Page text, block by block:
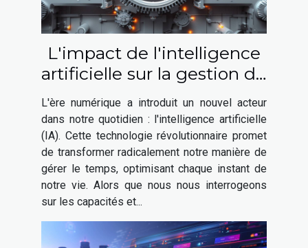
L'impact de l'intelligence
artificielle sur la gestion du
temps quotidien
L'ère numérique a introduit un nouvel acteur
dans notre quotidien : l'intelligence artificielle
(IA). Cette technologie révolutionnaire promet
de transformer radicalement notre manière de
gérer le temps, optimisant chaque instant de
notre vie. Alors que nous nous interrogeons
sur les capacités et...